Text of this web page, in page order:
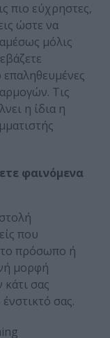
πιο εύχρηστες,
ώστε να
μόλις
Τις
η ίδια η
φαινόμενα
που
πρόσωπο ή
μορφή
σας
σας.